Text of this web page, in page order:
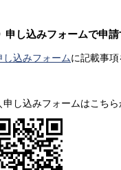
申し込みフォームで申
し込みフォームに記載事項
申し込みフォームはこちら